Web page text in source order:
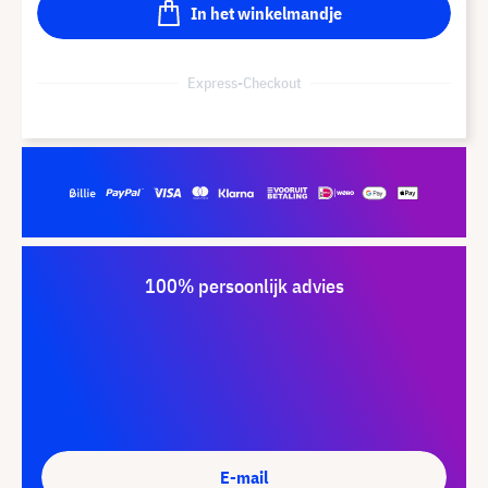
In het winkelmandje
Express-Checkout
100% persoonlijk advies
E-mail